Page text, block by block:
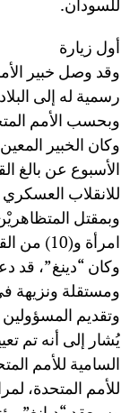
للسودان.
أول زيارة
وقد وصل خبير
رسمية له إلى
وبحسب الأمم
وكان الخبير
الأسبوع عن بالغ
للانقلاب
امرأة و(10) من القاصرين، وفقاً للخبير الأممي.
وكان “دينغ”، قد
ومستقلة ونزيهة
وتقديم المسؤولين
يُشار إلى أنه تم
للأمم المتحدة،